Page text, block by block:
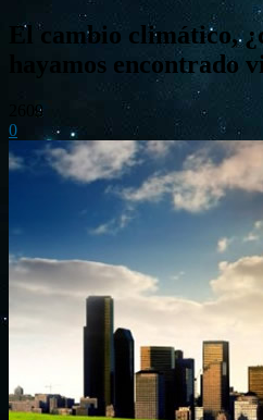
El cambio climático,
hayamos encontrado
2609
0